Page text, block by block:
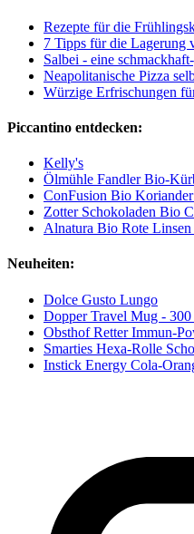
Rezepte für die
7 Tipps für die Lagerung
Salbei - eine
Neapolitanische Pizza
Würzige Erfrischungen
Piccantino entdecken:
Kelly's
Ölmühle Fandler Bio-
ConFusion Bio Koriander
Zotter Schokoladen Bio
Alnatura Bio Rote
Neuheiten:
Dolce Gusto Lungo
Dopper Travel Mug - 300
Obsthof Retter Immun-
Smarties Hexa-Rolle
Instick Energy Cola-